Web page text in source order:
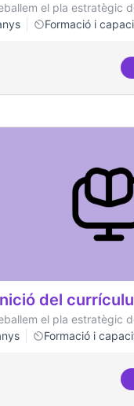
el pla estratègic
Formació i
del
el pla estratègic
Formació i